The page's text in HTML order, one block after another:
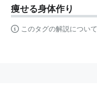
痩せる身体作り
このタグの解説について